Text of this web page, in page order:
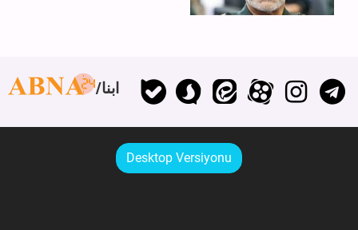
ابنا
Desktop Versiyonu